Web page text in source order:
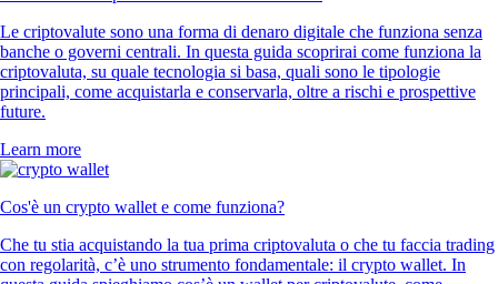
Le criptovalute sono una forma di denaro digitale che funziona senza
banche o governi centrali. In questa guida scoprirai come funziona la
criptovaluta, su quale tecnologia si basa, quali sono le tipologie
principali, come acquistarla e conservarla, oltre a rischi e prospettive
future.
Learn more
Cos'è un crypto wallet e come funziona?
Che tu stia acquistando la tua prima criptovaluta o che tu faccia trading
con regolarità, c’è uno strumento fondamentale: il crypto wallet. In